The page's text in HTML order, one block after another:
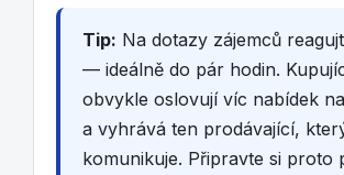
Tip: Na dotazy zájemců
— ideálně do pár hodin.
obvykle oslovují víc nabídek
a vyhrává ten prodávající,
komunikuje. Připravte si proto